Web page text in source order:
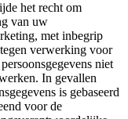
het recht om
van uw
met inbegrip
verwerking voor
niet
In gevallen
is gebaseerd
voor de